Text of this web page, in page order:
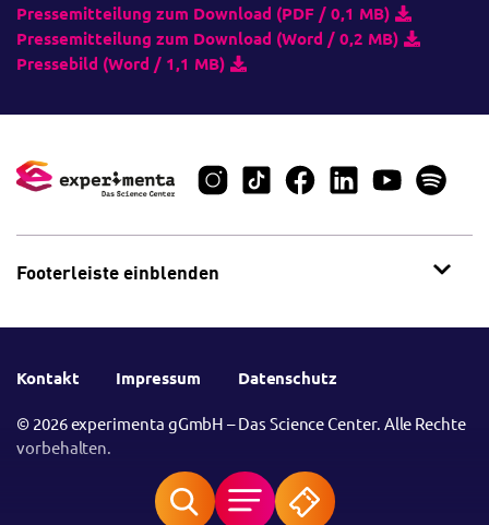
Pressemitteilung zum Download (PDF / 0,1 MB)
Pressemitteilung zum Download (Word / 0,2 MB)
Pressebild (Word / 1,1 MB)
Footerleiste einblenden
Kontakt Impressum Datenschutz
© 2026 experimenta gGmbH – Das Science Center. Alle Rechte
vorbehalten.